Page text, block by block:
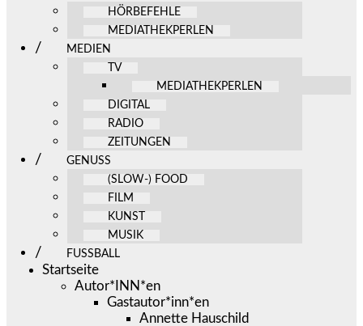
HÖRBEFEHLE
MEDIATHEKPERLEN
MEDIEN
TV
MEDIATHEKPERLEN
DIGITAL
RADIO
ZEITUNGEN
GENUSS
(SLOW-) FOOD
FILM
KUNST
MUSIK
FUSSBALL
Startseite
Autor*INN*en
Gastautor*inn*en
Annette Hauschild